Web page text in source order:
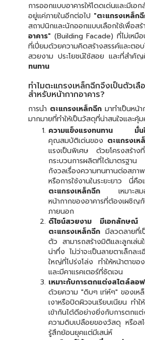
การออกแบบอาคารให้โดดเด่นและมีเ
อยู่แค่ภายในอีกต่อไป "ตะแกรงเหล็ก
สถาปนิกและนักออกแบบเลือกใช้เพื่อส
อาคาร" (Building Facade) ที่ไม่เหมือ
ที่เปี่ยมด้วยความคิดสร้างสรรค์และตอ
สวยงาม ประโยชน์ใช้สอย และที่สำคั
ทนทาน
ทำไมตะแกรงเหล็กฉีกจึงเป็นตัวเ
สำหรับหน้ากากอาคาร?
การนำ ตะแกรงเหล็กฉีก มาทำเป็นหน้
มากมายที่ทำให้เป็นวัสดุที่น่าสนใจและคุ้
ความแข็งแรงทนทาน มั่นใจ
คุณสมบัติเด่นของ ตะแกรงเห
แรงเป็นพิเศษ ด้วยโครงสร้าง
กระบวนการผลิตที่ได้มาตรฐ
กังวลเรื่องความทนทานต่อส
หรือการใช้งานในระยะยาว นี่คื
ตะแกรงเหล็กฉีก เหมาะสมอ
หน้ากากของอาคารที่ต้องเผชิญ
ภายนอก
ดีไซน์สวยงาม มีเอกลักษณ์
ตะแกรงเหล็กฉีก มีลวดลายที่
ตัว สามารถสร้างมิติและลูกเล่น
น่าทึ่ง ไม่ว่าจะเป็นลายตาเล็กละ
ใหญ่ที่โปร่งโล่ง ทำให้หน้าตาข
และมีคาแรคเตอร์ที่ชัดเจน
เหมาะกับการตกแต่งสไตล์ลอ
ด้วยความ "ดิบๆ เท่ห์ๆ" ของเห
เงาหรือปิดผิวจนเรียบเนียน ทำให้
เข้ากันได้ดีอย่างยิ่งกับการตกแ
ความดิบเปลือยของวัสดุ หรือสไ
รู้สึกย้อนยุคแต่มีเสน่ห์